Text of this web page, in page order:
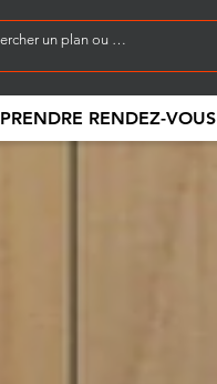
PRENDRE RENDEZ-VOUS